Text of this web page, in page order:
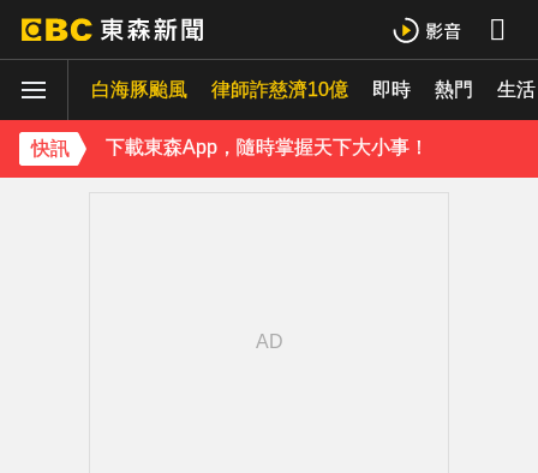
白海豚颱風 律師詐慈濟10億 即時 熱門 生活
快訊
下載東森App，隨時掌握天下大小事！